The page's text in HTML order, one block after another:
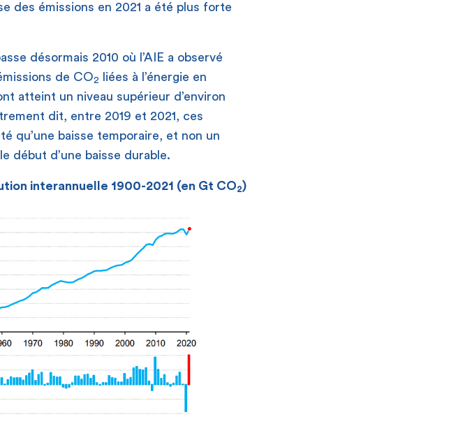
des émissions en 2021 a été plus forte
désormais 2010 où l’AIE a observé
de CO2
liées à l’énergie en
atteint un niveau supérieur d’environ
dit, entre 2019 et 2021, ces
qu’une baisse temporaire, et non un
début d’une baisse durable.
interannuelle 1900-2021 (en Gt CO2)